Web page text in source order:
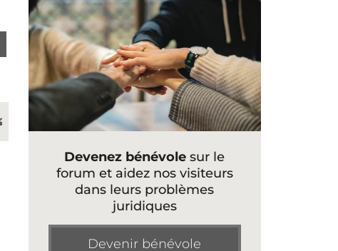
Devenez bénévole sur le
forum et aidez nos visiteurs
dans leurs problèmes
juridiques
Devenir bénévole